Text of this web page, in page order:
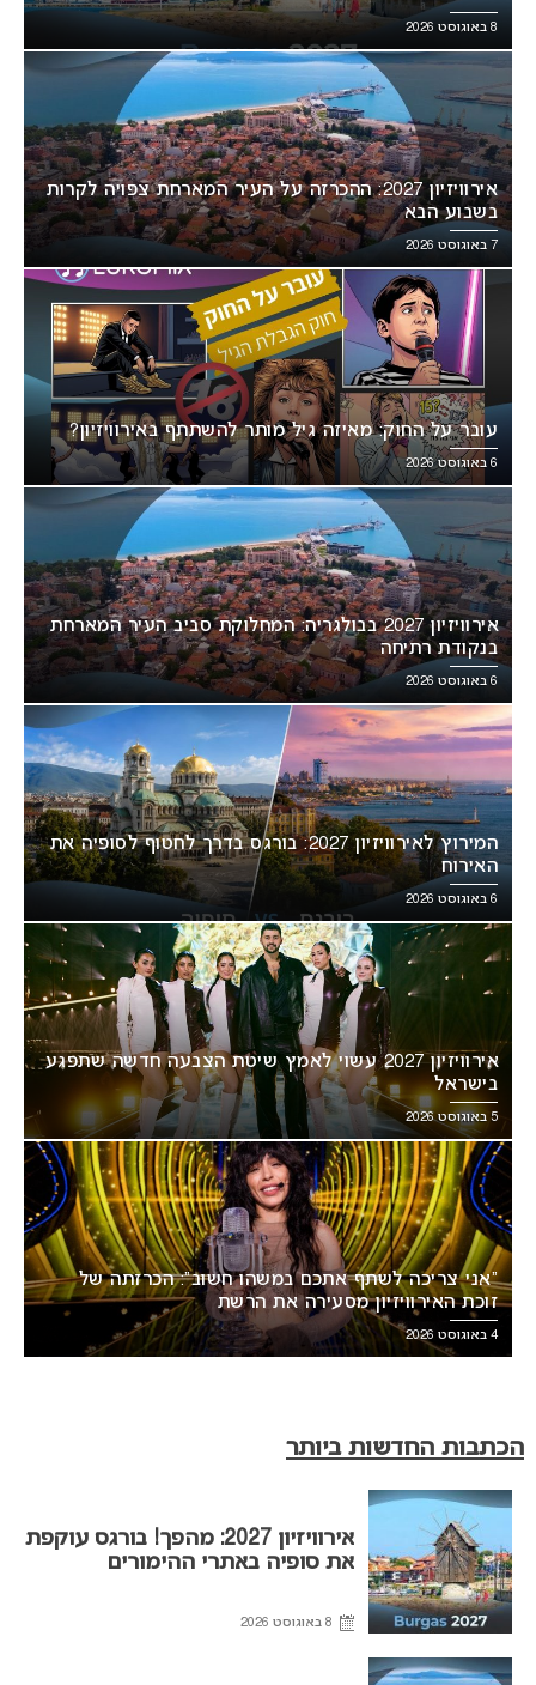
8 באוגוסט 2026
אירוויזיון 2027: ההכרזה על העיר המארחת צפויה לקרות
בשבוע הבא
7 באוגוסט 2026
עובר על החוק: מאיזה גיל מותר להשתתף באירוויזיון?
6 באוגוסט 2026
אירוויזיון 2027 בבולגריה: המחלוקת סביב העיר המארחת
בנקודת רתיחה
6 באוגוסט 2026
המירוץ לאירוויזיון 2027: בורגס בדרך לחטוף לסופיה את
האירוח
6 באוגוסט 2026
אירוויזיון 2027 עשוי לאמץ שיטת הצבעה חדשה שתפגע
בישראל
5 באוגוסט 2026
“אני צריכה לשתף אתכם במשהו חשוב”: הכרזתה של
זוכת האירוויזיון מסעירה את הרשת
4 באוגוסט 2026
הכתבות החדשות ביותר
אירוויזיון 2027: מהפך! בורגס עוקפת
את סופיה באתרי ההימורים
8 באוגוסט 2026